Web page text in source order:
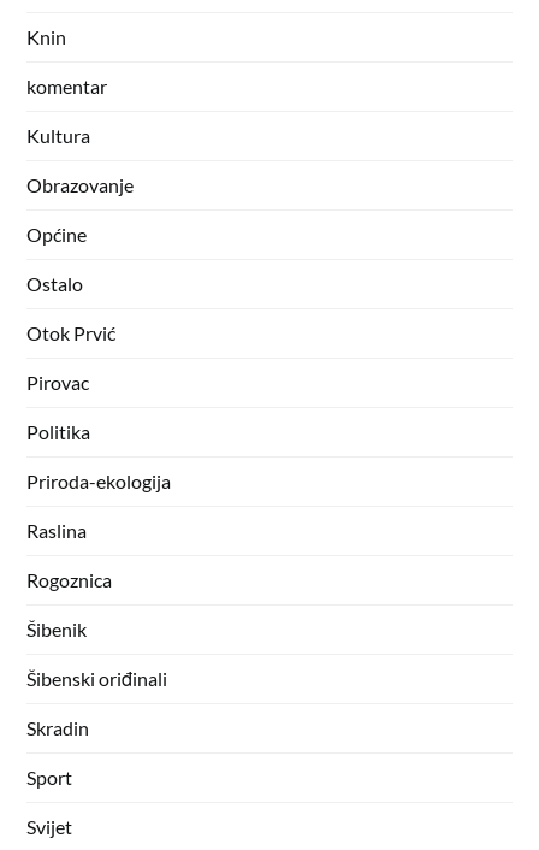
Knin
komentar
Kultura
Obrazovanje
Općine
Ostalo
Otok Prvić
Pirovac
Politika
Priroda-ekologija
Raslina
Rogoznica
Šibenik
Šibenski oriđinali
Skradin
Sport
Svijet